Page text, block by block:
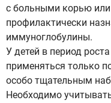
с больными корью или
профилактически
иммуноглобулины.
У детей в период
применяться только
особо тщательным
Необходимо